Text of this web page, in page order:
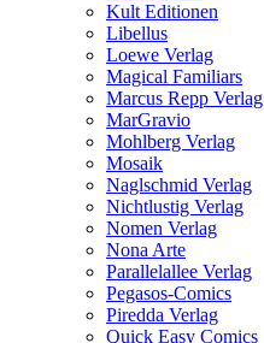
Kult Editionen
Libellus
Loewe Verlag
Magical Familiars
Marcus Repp Verlag
MarGravio
Mohlberg Verlag
Mosaik
Naglschmid Verlag
Nichtlustig Verlag
Nomen Verlag
Nona Arte
Parallelallee Verlag
Pegasos-Comics
Piredda Verlag
Quick Easy Comics